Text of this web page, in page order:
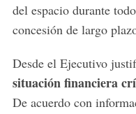
del espacio durante
concesión de largo
Desde el Ejecutivo
situación financiera
De acuerdo con